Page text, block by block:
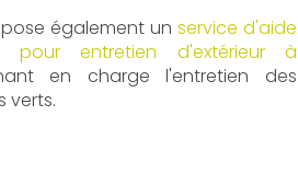
également un service d'aide
entretien d'extérieur à
en charge l'entretien des
verts.